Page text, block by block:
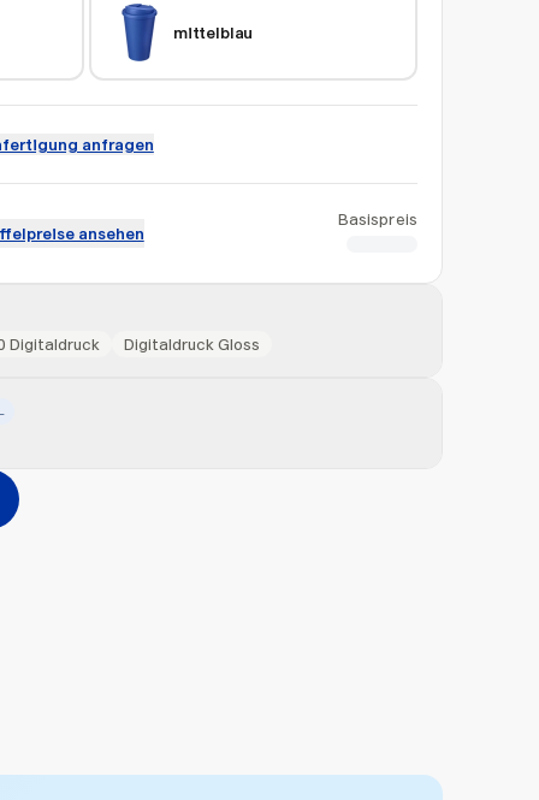
mittelblau
anfragen
ansehen
Basispreis
Digitaldruck Digitaldruck Gloss